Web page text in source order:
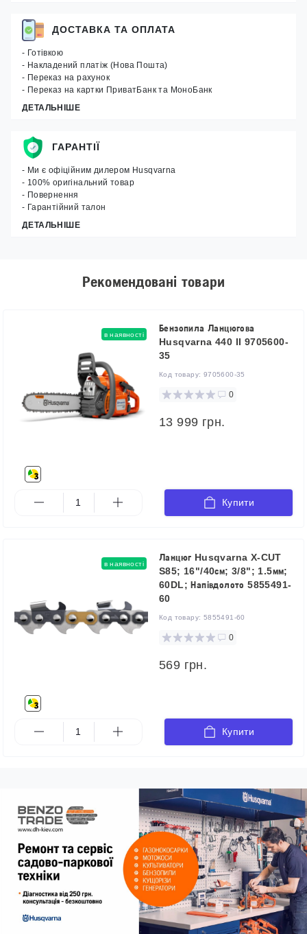
ДОСТАВКА ТА ОПЛАТА
- Готівкою
- Накладений платіж (Нова Пошта)
- Переказ на рахунок
- Переказ на картки ПриватБанк та МоноБанк
ДЕТАЛЬНІШЕ
ГАРАНТІЇ
- Ми є офіційним дилером Husqvarna
- 100% оригінальний товар
- Повернення
- Гарантійний талон
ДЕТАЛЬНІШЕ
Рекомендовані товари
в наявності
Бензопила Ланцюгова
Husqvarna 440 II 9705600-
35
Код товару: 9705600-35
0
13 999 грн.
Купити
в наявності
Ланцюг Husqvarna X-CUT
S85; 16"/40см; 3/8"; 1.5мм;
60DL; Напівдолото 5855491-
60
Код товару: 5855491-60
0
569 грн.
Купити